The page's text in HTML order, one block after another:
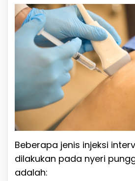
Beberapa jenis injeksi
dilakukan pada nyeri
adalah: